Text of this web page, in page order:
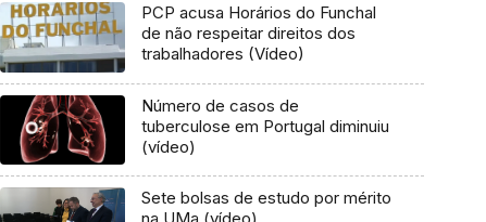
PCP acusa Horários do Funchal
de não respeitar direitos dos
trabalhadores (Vídeo)
Número de casos de
tuberculose em Portugal diminuiu
(vídeo)
Sete bolsas de estudo por mérito